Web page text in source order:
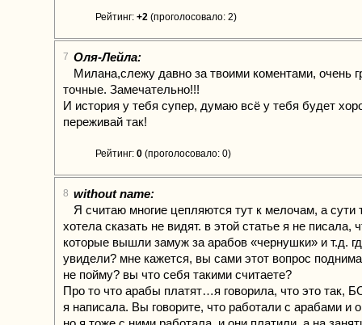
Рейтинг: +2 (проголосовало: 2)
7 Оля-Лейла:
Милана,слежу давно за твоими коментами, очень
точные. Замечательно!!!
И история у тебя супер, думаю всё у тебя будет
переживай так!
Рейтинг: 0 (проголосовало: 0)
8 without name:
Я считаю многие цепляются тут к мелочам, а сути
хотела сказать не видят. в этой статье я не писала,
которые вышли замуж за арабов «чернушки» и т.д.
увидели? мне кажется, вы сами этот вопрос
не пойму? вы что себя такими считаете?
Про то что арабы платят…я говорила, что это
я написала. Вы говорите, что работали с арабами и